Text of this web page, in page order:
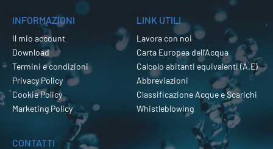
INFORMAZIONI
Il mio account
Download
Termini e condizioni
Privacy Policy
Cookie Policy
Marketing Policy
LINK UTILI
Lavora con noi
Carta Europea dell’Acqua
Calcolo abitanti equivalenti (A.E)
Abbreviazioni
Classificazione Acque e Scarichi
Whistleblowing
CONTATTI